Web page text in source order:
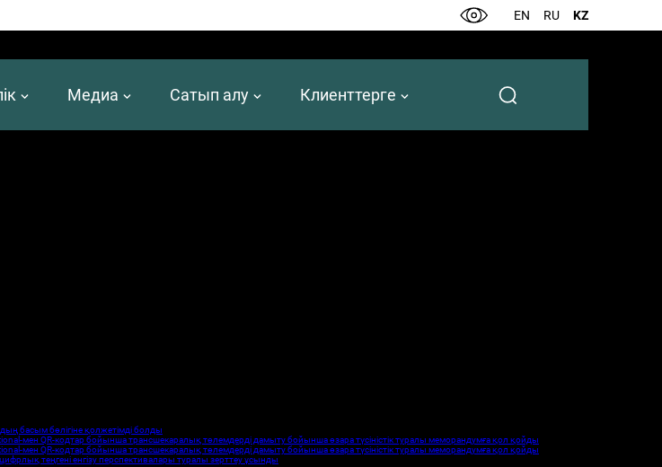
EN RU KZ
Медиа Сатып алу Клиенттерге
басым бөлігіне қолжетімді болды
мен QR-кодтар бойынша трансшекаралық төлемдерді дамыту бойынша өзара түсіністік туралы меморандумға қол қойды
мен QR-кодтар бойынша трансшекаралық төлемдерді дамыту бойынша өзара түсіністік туралы меморандумға қол қойды
теңгені енгізу перспективалары туралы зерттеу ұсынды